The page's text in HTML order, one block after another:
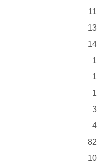
11
13
14
1
1
1
3
4
82
10